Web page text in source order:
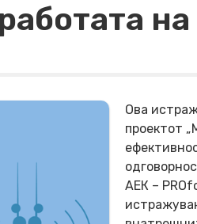
Ова
проектот
АЕК –